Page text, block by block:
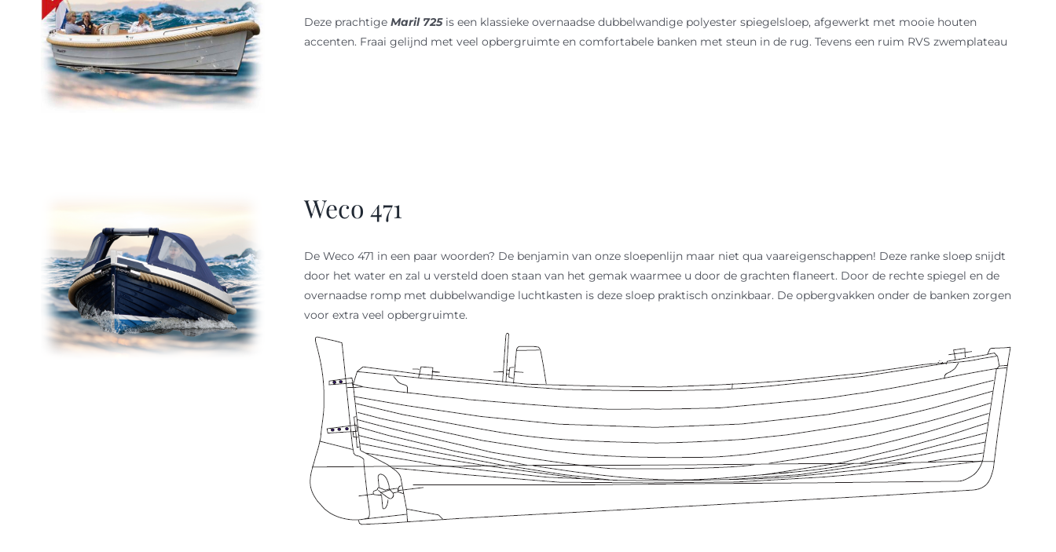
Deze prachtige Maril 725is een klassieke overnaadse dubbelwandige polyester spiegelsloep, afgewerkt met mooie houten
accenten. Fraai gelijnd met veel opbergruimte en comfortabele banken met steun in de rug. Tevens een ruim RVS zwemplateau
Weco 471
De Weco 471 in een paar woorden? De benjamin van onze sloepenlijn maar niet qua vaareigenschappen! Deze ranke sloep snijdt
door het water en zal u versteld doen staan van het gemak waarmee u door de grachten flaneert. Door de rechte spiegel en de
overnaadse romp met dubbelwandige luchtkasten is deze sloep praktisch onzinkbaar. De opbergvakken onder de banken zorgen
voor extra veel opbergruimte.